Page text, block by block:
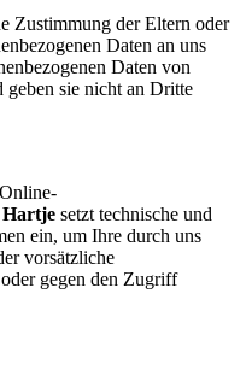
Zustimmung der Eltern oder
Daten an uns
Daten von
geben sie nicht an Dritte
Hartje setzt technische und
ein, um Ihre durch uns
vorsätzliche
gegen den Zugriff